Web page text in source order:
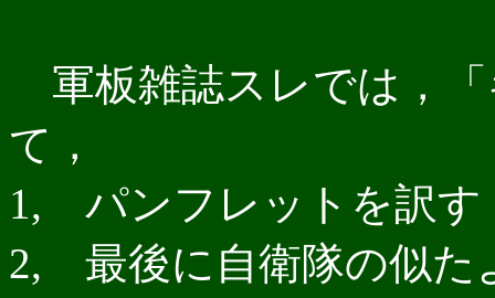
軍板雑誌スレでは，
て，
1, パンフレットを訳す
2, 最後に自衛隊の似た